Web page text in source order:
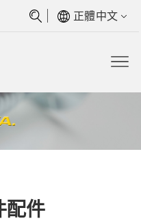
正體中文
配件